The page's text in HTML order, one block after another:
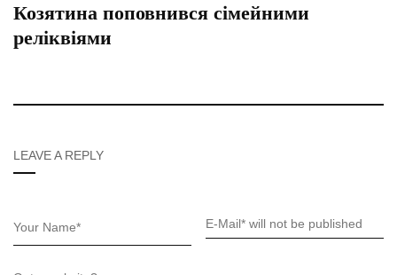
Козятина поповнився сімейними
реліквіями
LEAVE A REPLY